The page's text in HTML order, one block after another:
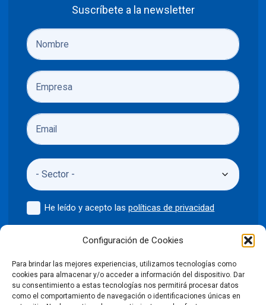
Configuración de Cookies
Para brindar las mejores experiencias, utilizamos tecnologías como
cookies para almacenar y/o acceder a información del dispositivo. Dar
su consentimiento a estas tecnologías nos permitirá procesar datos
como el comportamiento de navegación o identificaciones únicas en
Suscríbete a la newsletter
He leído y acepto laspolíticas de privacidad
Enviar
©2024 Puntodis Política de privacidad